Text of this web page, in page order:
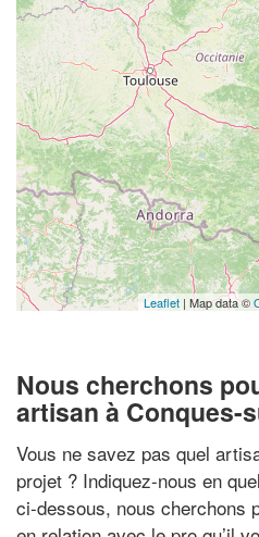
Leaflet | Map data ©
Nous cherchons
artisan à Conques-
Vous ne savez pas quel
projet ? Indiquez-nous en
ci-dessous, nous cherchons